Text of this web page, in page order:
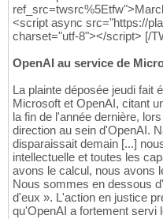
<script async src="https://
charset="utf-8"></script> [/
OpenAI au service de
La plainte déposée jeudi fait
Microsoft et OpenAI, citant
la fin de l'année dernière,
direction au sein d'OpenAI.
disparaissait demain [...]
intellectuelle et toutes les
avons le calcul, nous avons
Nous sommes en dessous
d'eux ». L'action en justice
qu'OpenAI a fortement servi